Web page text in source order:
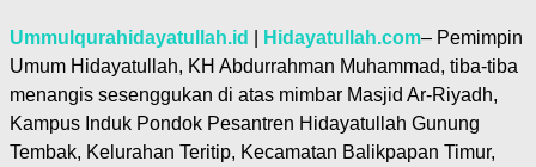
Ummulqurahidayatullah.id Hidayatullah.com– Pemimpin
Umum Hidayatullah, KH Abdurrahman Muhammad, tiba-tiba
menangis sesenggukan di atas mimbar Masjid Ar-Riyadh,
Kampus Induk Pondok Pesantren Hidayatullah Gunung
Tembak, Kelurahan Teritip, Kecamatan Balikpapan Timur,